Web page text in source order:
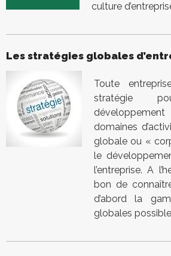
culture
Les stratégies globales
Toute
stratégie
domaines
globale ou «
le
l’entreprise. A
bon de
d’abord la
globales